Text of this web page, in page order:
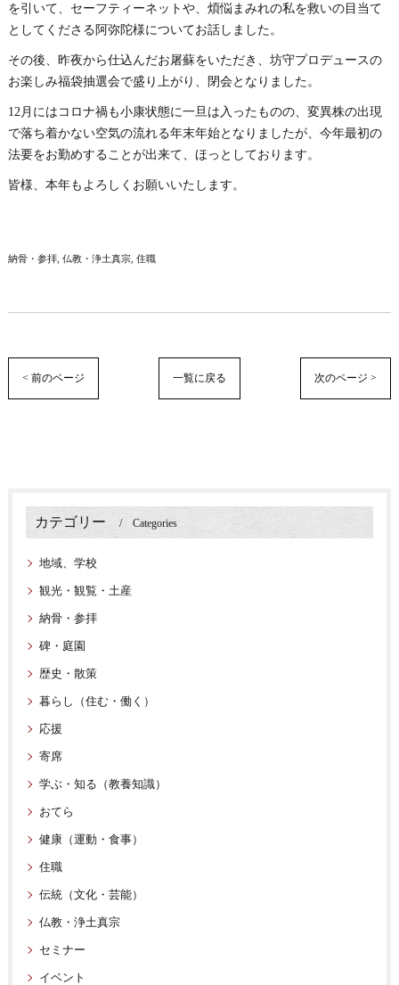
を引いて、セーフティーネットや、煩悩まみれの私を救いの目当て
としてくださる阿弥陀様についてお話しました。
その後、昨夜から仕込んだお屠蘇をいただき、坊守プロデュースの
お楽しみ福袋抽選会で盛り上がり、閉会となりました。
12月にはコロナ禍も小康状態に一旦は入ったものの、変異株の出現
で落ち着かない空気の流れる年末年始となりましたが、今年最初の
法要をお勤めすることが出来て、ほっとしております。
皆様、本年もよろしくお願いいたします。
納骨・参拝 仏教・浄土真宗 住職
< 前のページ 一覧に戻る 次のページ >
カテゴリー Categories
地域、学校
観光・観覧・土産
納骨・参拝
碑・庭園
歴史・散策
暮らし（住む・働く）
応援
寄席
学ぶ・知る（教養知識）
おてら
健康（運動・食事）
住職
伝統（文化・芸能）
仏教・浄土真宗
セミナー
イベント